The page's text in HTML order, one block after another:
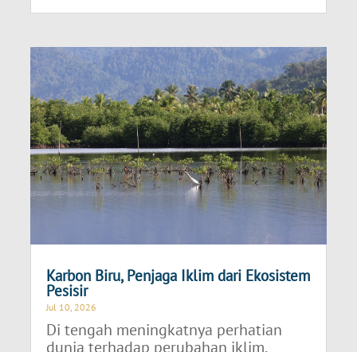
Karbon Biru, Penjaga Iklim dari Ekosistem
Pesisir
Jul 10, 2026
Di tengah meningkatnya perhatian
dunia terhadap perubahan iklim,